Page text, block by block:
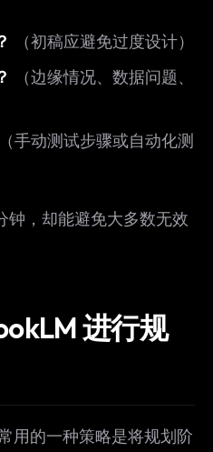
（初稿应避免过度设计）
（边缘情况、数据问题、
（手动测试步骤或自动化测
钟，却能避免大多数无效
进行规
用的一种策略是将规划阶